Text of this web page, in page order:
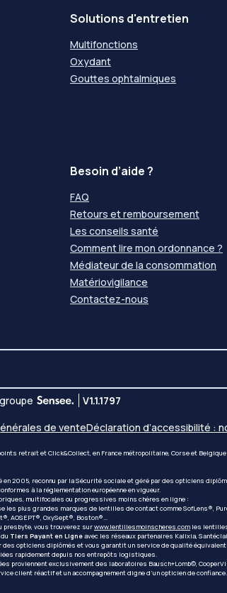
Solutions d'entretien
Multifonctions
Oxydant
Gouttes ophtalmiques
Besoin d’aide ?
FAQ
Retours et remboursement
Les conseils santé
Comment lire mon ordonnance ?
Médiateur de la consommation
Matériovigilance
Contactez-nous
V1.1.1797
de venteDéclaration d’accessibilité :
retrait et Click&Collect, en France métropolitaine, Corse et
2005, reconnu par la Sécurité sociale et géré par des opticiens
à la réglementation européenne en vigueur.
multifocales ou progressives moins chères en ligne :
les plus grandes marques de lentilles de contact comme SofLens®,
AOSEPT®, OxySept®, Boston®...
presbyte, vous trouverez surwww.lentillesmoinscheres.com les
Tiers Payant en Ligneavec les réseaux partenaires Kalixia,
des opticiens diplômés et vous garantit un service de qualité équivalent
rapidement depuis nos entrepôts logistiques.
proviennent exclusivement des laboratoires Bausch+Lomb©,
client réactif et un accompagnement digne d’un opticien de confiance.